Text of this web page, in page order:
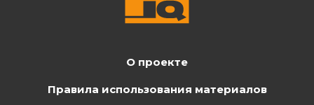
О проекте
Правила использования материалов